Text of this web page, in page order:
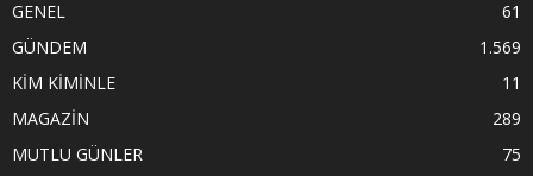
GENEL
61
GÜNDEM
1.569
KİM KİMİNLE
11
MAGAZİN
289
MUTLU GÜNLER
75